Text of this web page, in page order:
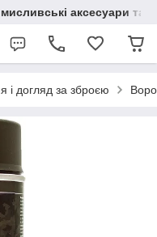
аксесуари та
і догляд за зброєю